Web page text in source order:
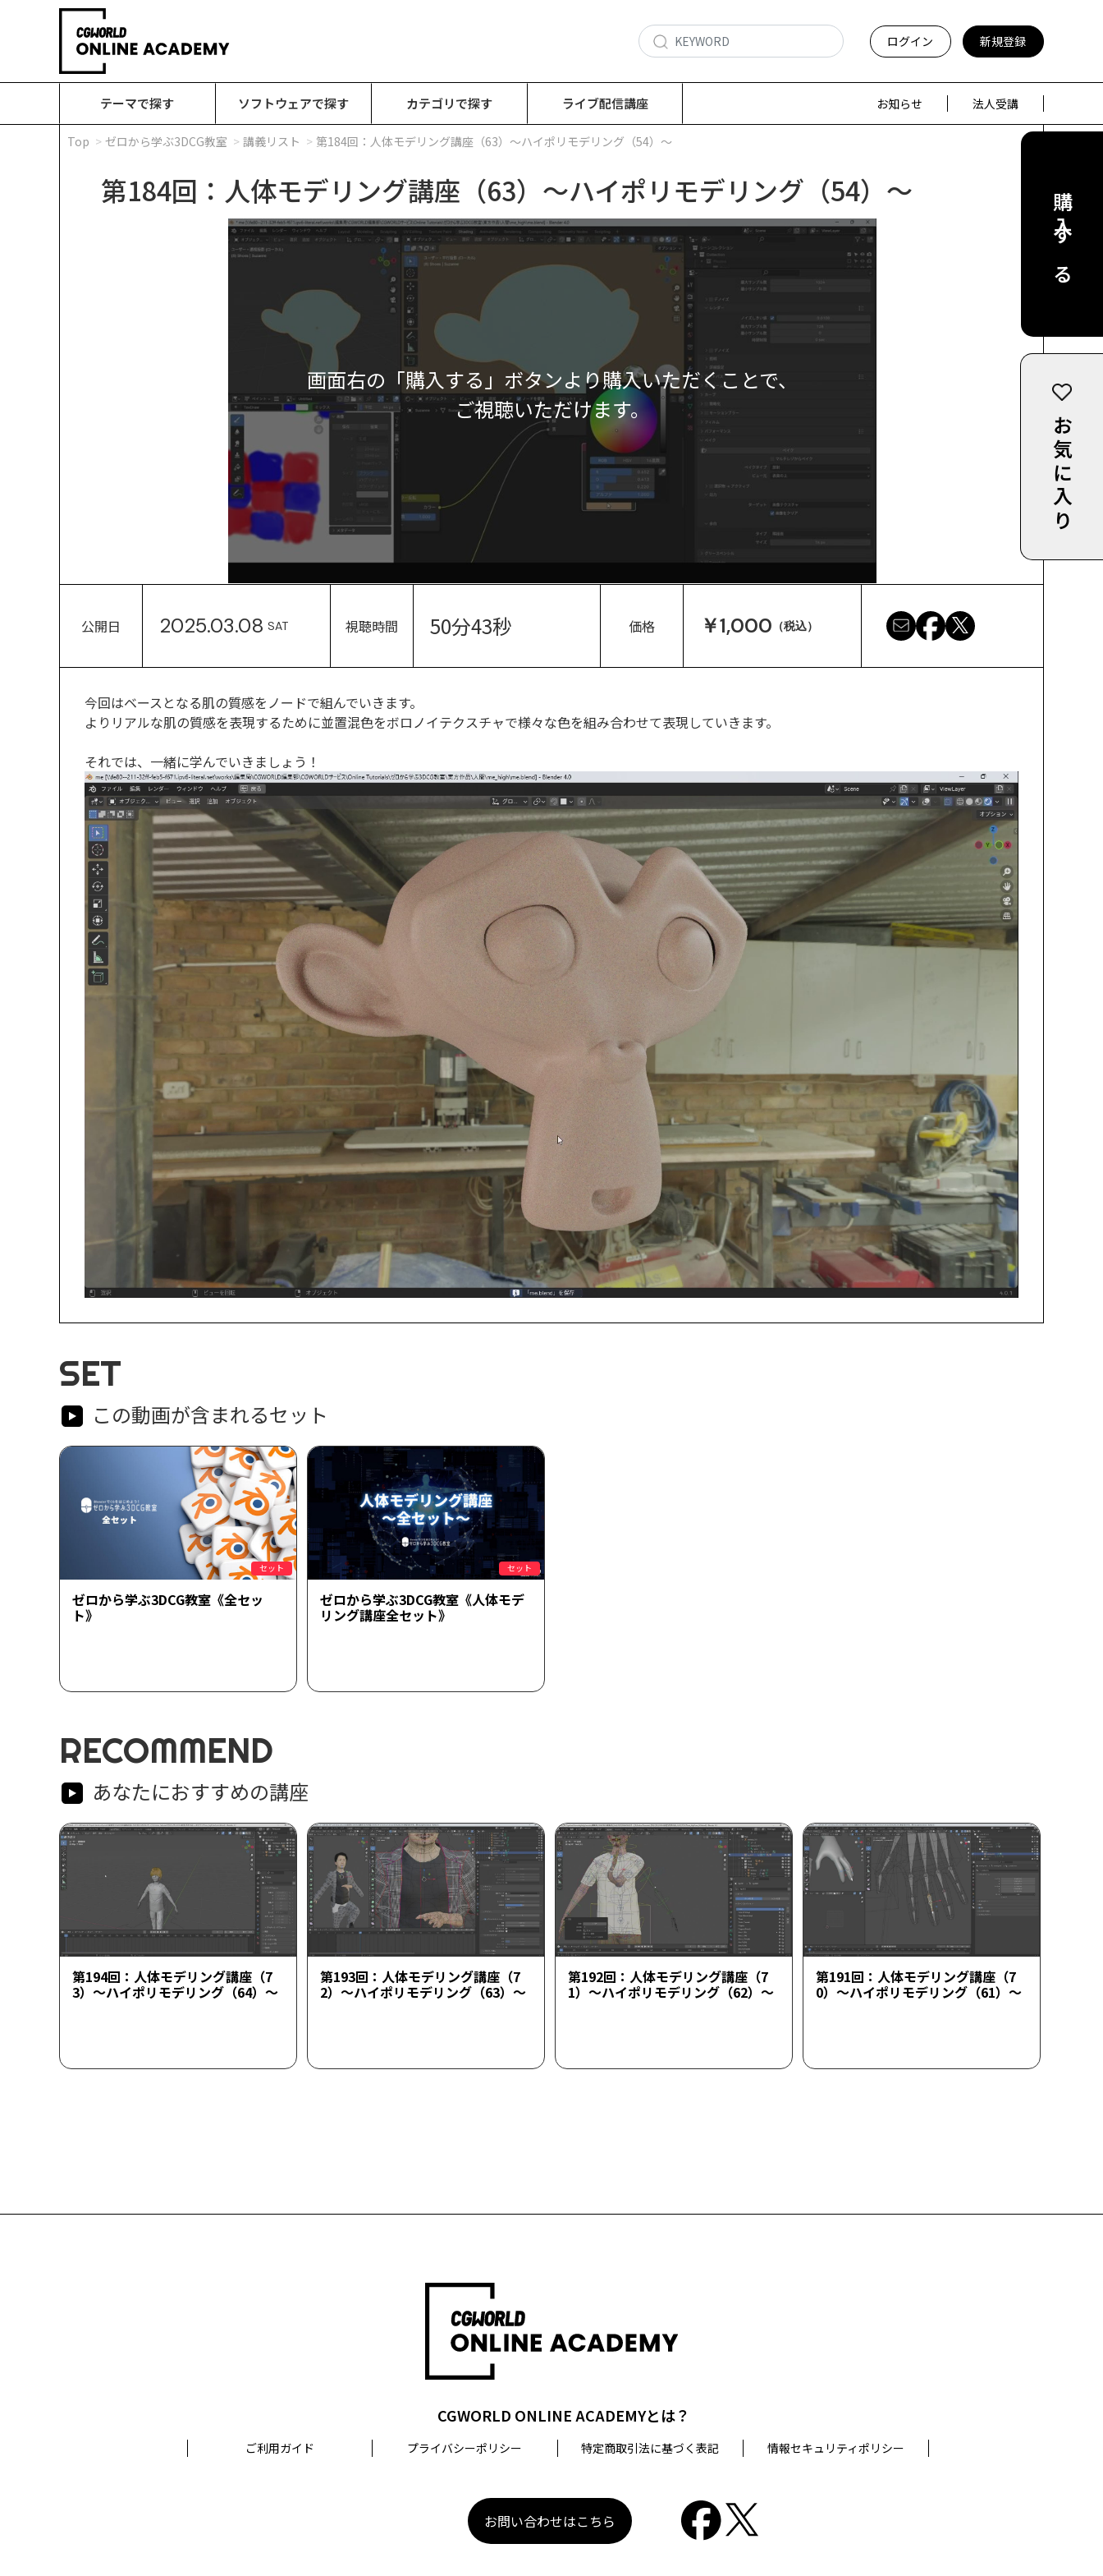
ログイン 新規登録
テーマで探す ソフトウェアで探す カテゴリで探す ライブ配信講座 お知らせ 法人受講
Top ゼロから学ぶ3DCG教室 講義リスト 第184回：人体モデリング講座（63）～ハイポリモデリング（54）～
第184回：人体モデリング講座（63）～ハイポリモデリング（54）～
画面右の「購入する」ボタンより購入いただくことで、
ご視聴いただけます。
購入する
お気に入り
公開日 2025.03.08 SAT 視聴時間 50分43秒 価格 ￥1,000 （税込）
今回はベースとなる肌の質感をノードで組んでいきます。
よりリアルな肌の質感を表現するために並置混色をボロノイテクスチャで様々な色を組み合わせて表現していきます。
それでは、一緒に学んでいきましょう！
SET
この動画が含まれるセット
セット
ゼロから学ぶ3DCG教室《全セッ
ト》
セット
ゼロから学ぶ3DCG教室《人体モデ
リング講座全セット》
RECOMMEND
あなたにおすすめの講座
第194回：人体モデリング講座（7
3）～ハイポリモデリング（64）～
第193回：人体モデリング講座（7
2）～ハイポリモデリング（63）～
第192回：人体モデリング講座（7
1）～ハイポリモデリング（62）～
第191回：人体モデリング講座（7
0）～ハイポリモデリング（61）～
CGWORLD ONLINE ACADEMYとは？
ご利用ガイド プライバシーポリシー 特定商取引法に基づく表記 情報セキュリティポリシー
お問い合わせはこちら